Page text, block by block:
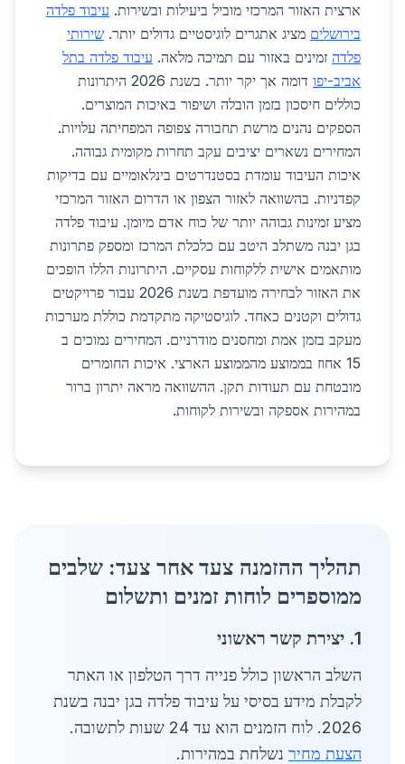
ארצית האזור המרכזי מוביל ביעילות ובשירות. עיבוד פלדה
בירושלים מציג אתגרים לוגיסטיים גדולים יותר. שירותי
פלדה זמינים באזור עם תמיכה מלאה. עיבוד פלדה בתל
אביב-יפו
דומה אך יקר יותר. בשנת 2026 היתרונות
כוללים חיסכון בזמן הובלה ושיפור באיכות המוצרים.
הספקים נהנים מרשת תחבורה צפופה המפחיתה עלויות.
המחירים נשארים יציבים עקב תחרות מקומית גבוהה.
איכות העיבוד עומדת בסטנדרטים בינלאומיים עם בדיקות
קפדניות. בהשוואה לאזור הצפון או הדרום האזור המרכזי
מציע זמינות גבוהה יותר של כוח אדם מיומן. עיבוד פלדה
בגן יבנה משתלב היטב עם כלכלת המרכז ומספק פתרונות
מותאמים אישית ללקוחות עסקיים. היתרונות הללו הופכים
את האזור לבחירה מועדפת בשנת 2026 עבור פרויקטים
גדולים וקטנים כאחד. לוגיסטיקה מתקדמת כוללת מערכות
מעקב בזמן אמת ומחסנים מודרניים. המחירים נמוכים ב
15 אחוז בממוצע מהממוצע הארצי. איכות החומרים
מובטחת עם תעודות תקן. ההשוואה מראה יתרון ברור
במהירות אספקה ובשירות לקוחות.
תהליך ההזמנה צעד אחר צעד: שלבים
ממוספרים לוחות זמנים ותשלום
1. יצירת קשר ראשוני
השלב הראשון כולל פנייה דרך הטלפון או האתר
לקבלת מידע בסיסי על עיבוד פלדה בגן יבנה בשנת
2026. לוח הזמנים הוא עד 24 שעות לתשובה.
הצעת מחיר נשלחת במהירות.